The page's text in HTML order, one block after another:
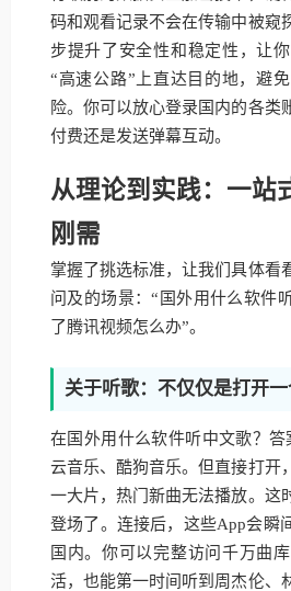
码和观看记录不会在传输中被窥
步提升了安全性和稳定性，让
“高速公路”上直达目的地，避
险。你可以放心登录国内的各类
付费还是发送弹幕互动。
从理论到实践：一站
刚需
掌握了挑选标准，让我们具体看
问及的场景：“国外用什么软件
了腾讯视频怎么办”。
关于听歌：不仅仅是打开
在国外用什么软件听中文歌？
云音乐、酷狗音乐。但直接打开
一大片，热门新曲无法播放。这
登场了。连接后，这些App会瞬
国内。你可以完整访问千万曲
活，也能第一时间听到周杰伦、